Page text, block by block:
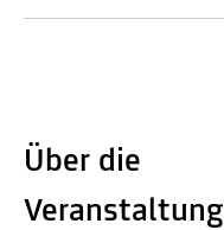
Über die
Veranstaltung